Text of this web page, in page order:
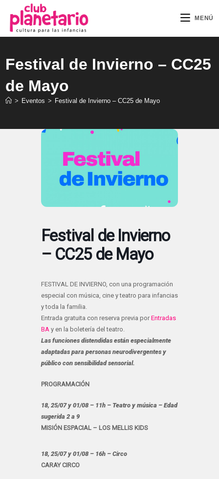
contenido
MENÚ
Festival de Invierno – CC25
de Mayo
> Eventos > Festival de Invierno – CC25 de Mayo
Festival de Invierno
– CC25 de Mayo
FESTIVAL DE INVIERNO, con una programación
especial con música, cine y teatro para infancias
y toda la familia.
Entrada gratuita con reserva previa por Entradas
BA y en la boletería del teatro.
Las funciones distendidas están especialmente
adaptadas para personas neurodivergentes y
público con sensibilidad sensorial.
PROGRAMACIÓN
18, 25/07 y 01/08 – 11h – Teatro y música – Edad
sugerida 2 a 9
MISIÓN ESPACIAL – LOS MELLIS KIDS
18, 25/07 y 01/08 – 16h – Circo
CARAY CIRCO